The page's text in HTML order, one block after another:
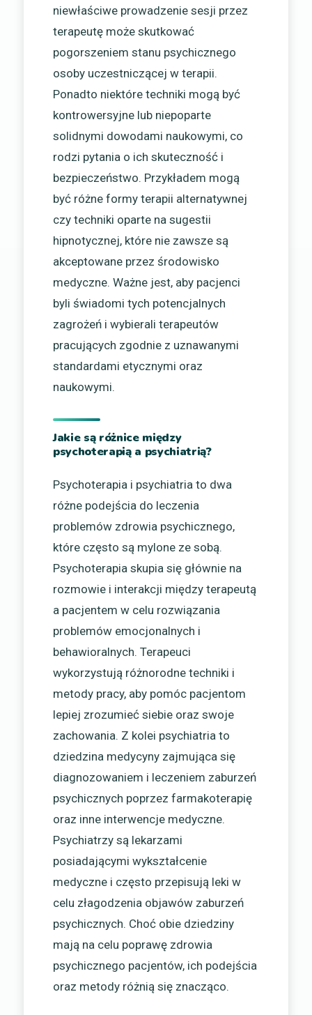
niewłaściwe prowadzenie sesji przez
terapeutę może skutkować
pogorszeniem stanu psychicznego
osoby uczestniczącej w terapii.
Ponadto niektóre techniki mogą być
kontrowersyjne lub niepoparte
solidnymi dowodami naukowymi, co
rodzi pytania o ich skuteczność i
bezpieczeństwo. Przykładem mogą
być różne formy terapii alternatywnej
czy techniki oparte na sugestii
hipnotycznej, które nie zawsze są
akceptowane przez środowisko
medyczne. Ważne jest, aby pacjenci
byli świadomi tych potencjalnych
zagrożeń i wybierali terapeutów
pracujących zgodnie z uznawanymi
standardami etycznymi oraz
naukowymi.
Jakie są różnice między
psychoterapią a psychiatrią?
Psychoterapia i psychiatria to dwa
różne podejścia do leczenia
problemów zdrowia psychicznego,
które często są mylone ze sobą.
Psychoterapia skupia się głównie na
rozmowie i interakcji między terapeutą
a pacjentem w celu rozwiązania
problemów emocjonalnych i
behawioralnych. Terapeuci
wykorzystują różnorodne techniki i
metody pracy, aby pomóc pacjentom
lepiej zrozumieć siebie oraz swoje
zachowania. Z kolei psychiatria to
dziedzina medycyny zajmująca się
diagnozowaniem i leczeniem zaburzeń
psychicznych poprzez farmakoterapię
oraz inne interwencje medyczne.
Psychiatrzy są lekarzami
posiadającymi wykształcenie
medyczne i często przepisują leki w
celu złagodzenia objawów zaburzeń
psychicznych. Choć obie dziedziny
mają na celu poprawę zdrowia
psychicznego pacjentów, ich podejścia
oraz metody różnią się znacząco.